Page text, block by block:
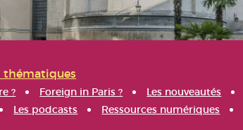
thématiques
? Foreign in Paris ? Les nouveautés
Les podcasts Ressources numériques